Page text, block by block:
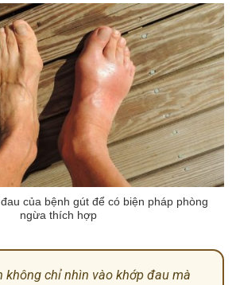
của bệnh gút để có biện pháp phòng
ngừa thích hợp
không chỉ nhìn vào khớp đau mà